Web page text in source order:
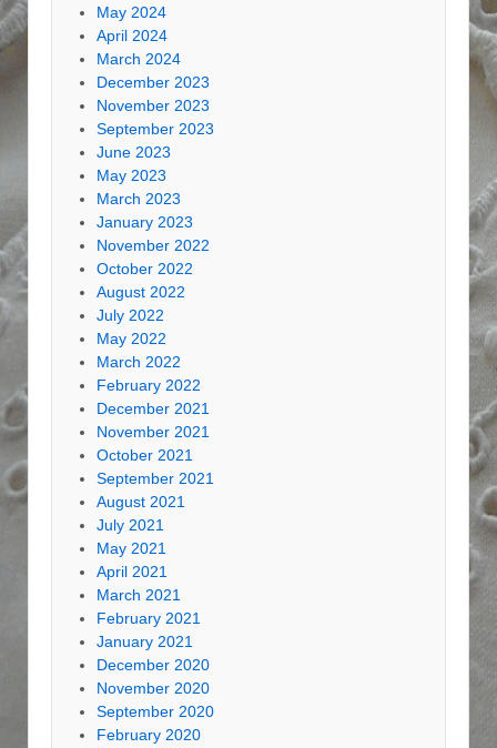
May 2024
April 2024
March 2024
December 2023
November 2023
September 2023
June 2023
May 2023
March 2023
January 2023
November 2022
October 2022
August 2022
July 2022
May 2022
March 2022
February 2022
December 2021
November 2021
October 2021
September 2021
August 2021
July 2021
May 2021
April 2021
March 2021
February 2021
January 2021
December 2020
November 2020
September 2020
February 2020